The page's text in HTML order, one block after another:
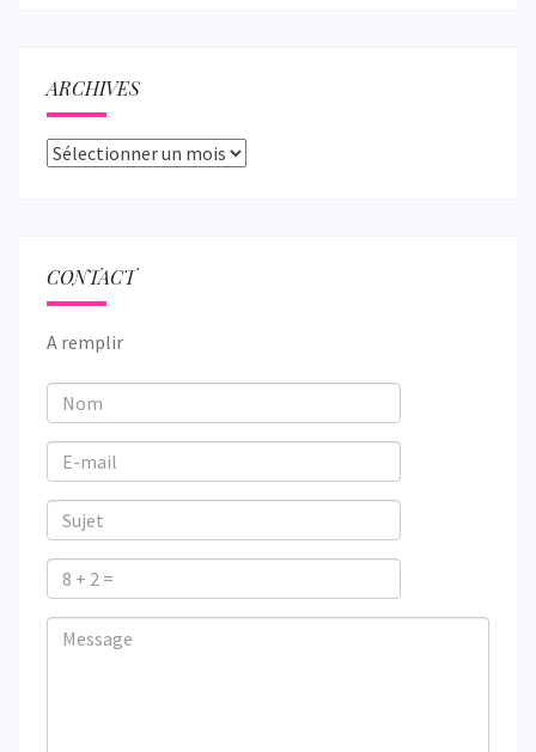
ARCHIVES
Archives
CONTACT
A remplir
Nom
mail
Sujet
+
Veuillez
Veuillez
Message